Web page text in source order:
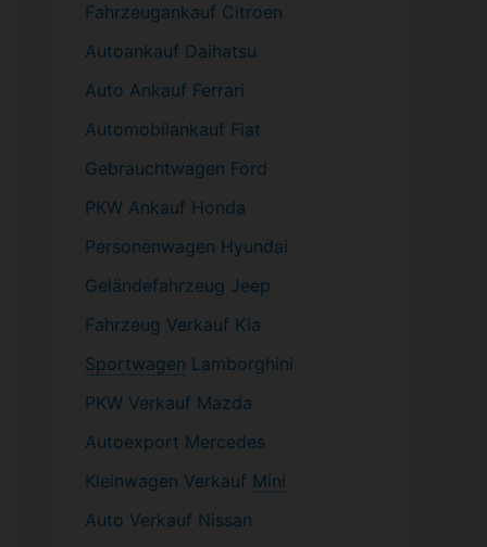
Fahrzeugankauf Citroen
Autoankauf Daihatsu
Auto Ankauf Ferrari
Automobilankauf Fiat
Gebrauchtwagen Ford
PKW Ankauf Honda
Personenwagen Hyundai
Geländefahrzeug Jeep
Fahrzeug Verkauf Kia
Sportwagen Lamborghini
PKW Verkauf Mazda
Autoexport Mercedes
Kleinwagen Verkauf Mini
Auto Verkauf Nissan